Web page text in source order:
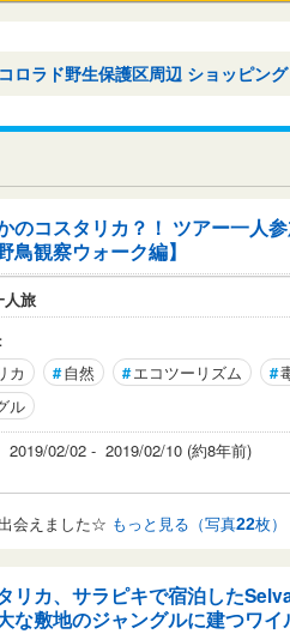
ロラド野生保護区周辺 ショッピング
のコスタリカ？！ ツアー一人
鳥観察ウォーク編】
人旅
カ #自然 #エコツーリズム #
ル
2019/02/02 - 2019/02/10 (約8年前)
会えました☆ もっと見る（写真22枚）
リカ、サラピキで宿泊した
な敷地のジャングルに建つワイ